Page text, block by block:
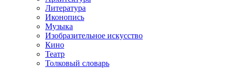
Литература
Иконопись
Музыка
Изобразительное искусство
Кино
Театр
Толковый словарь